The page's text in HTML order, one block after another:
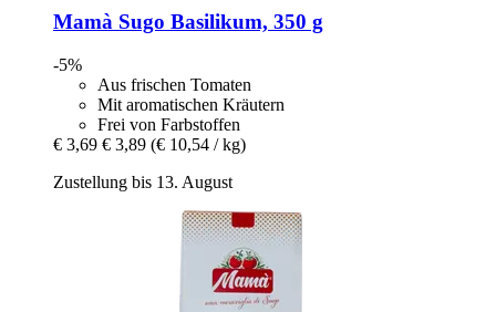
Mamà Sugo Basilikum, 350 g
-5%
Aus frischen Tomaten
Mit aromatischen Kräutern
Frei von Farbstoffen
€ 3,69 € 3,89 (€ 10,54 / kg)
Zustellung bis 13. August